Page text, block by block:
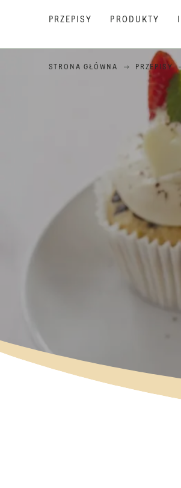
PRZEPISY PRODUKTY
STRONA GŁÓWNA PRZEPISY